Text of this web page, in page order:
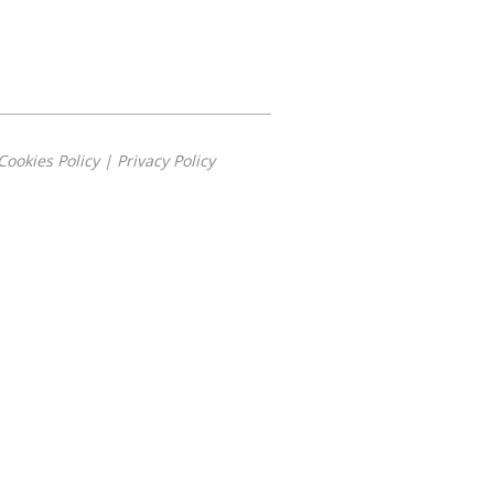
Cookies Policy| Privacy Policy